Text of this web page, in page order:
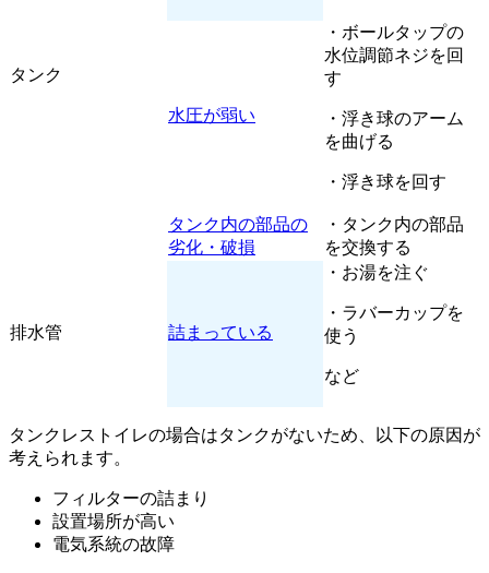
タンク
水圧が弱い
・ボールタップの
水位調節ネジを回
す
・浮き球のアーム
を曲げる
・浮き球を回す
タンク内の部品の
劣化・破損
・タンク内の部品
を交換する
排水管 詰まっている
・お湯を注ぐ
・ラバーカップを
使う
など
タンクレストイレの場合はタンクがないため、以下の原因が
考えられます。
フィルターの詰まり
設置場所が高い
電気系統の故障